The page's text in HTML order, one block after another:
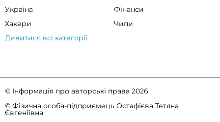
Україна
Фінанси
Хакери
Чипи
Дивитися всі категорії
© Інформація про авторські права 2026
© Фізична особа-підприємець Остафієва Тетяна
Євгеніївна